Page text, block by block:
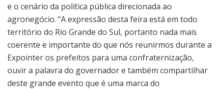
e o cenário da política pública direcionada ao
agronegócio. “A expressão desta feira está em todo
território do Rio Grande do Sul, portanto nada mais
coerente e importante do que nós reunirmos durante a
Expointer os prefeitos para uma confraternização,
ouvir a palavra do governador e também compartilhar
deste grande evento que é uma marca do